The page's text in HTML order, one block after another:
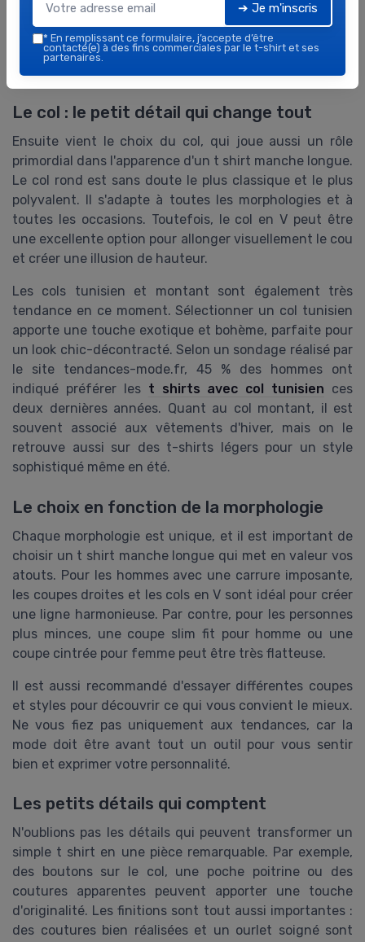
étude de Fashion Retail. Mais attention, il ne faut pas
confondre ajusté et serré ! Il y a une grande différence
entre un t-shirt qui épouse les formes et un t-shirt qui
semble trop petit.
Le col : le petit détail qui change tout
Ensuite vient le choix du col, qui joue aussi un rôle
primordial dans l'apparence d'un t shirt manche longue.
Le col rond est sans doute le plus classique et le plus
polyvalent. Il s'adapte à toutes les morphologies et à
toutes les occasions. Toutefois, le col en V peut être
une excellente option pour allonger visuellement le cou
et créer une illusion de hauteur.
Les cols tunisien et montant sont également très
tendance en ce moment. Sélectionner un col tunisien
apporte une touche exotique et bohème, parfaite pour
un look chic-décontracté. Selon un sondage réalisé par
le site tendances-mode.fr, 45 % des hommes ont
indiqué préférer les t shirts avec col tunisien ces
deux dernières années. Quant au col montant, il est
souvent associé aux vêtements d'hiver, mais on le
retrouve aussi sur des t-shirts légers pour un style
sophistiqué même en été.
Le choix en fonction de la morphologie
Chaque morphologie est unique, et il est important de
choisir un t shirt manche longue qui met en valeur vos
atouts. Pour les hommes avec une carrure imposante,
les coupes droites et les cols en V sont idéal pour créer
une ligne harmonieuse. Par contre, pour les personnes
plus minces, une coupe slim fit pour homme ou une
coupe cintrée pour femme peut être très flatteuse.
Il est aussi recommandé d'essayer différentes coupes
et styles pour découvrir ce qui vous convient le mieux.
Ne vous fiez pas uniquement aux tendances, car la
mode doit être avant tout un outil pour vous sentir
bien et exprimer votre personnalité.
Les petits détails qui comptent
N'oublions pas les détails qui peuvent transformer un
simple t shirt en une pièce remarquable. Par exemple,
des boutons sur le col, une poche poitrine ou des
coutures apparentes peuvent apporter une touche
d'originalité. Les finitions sont tout aussi importantes :
des coutures bien réalisées et un ourlet soigné sont
➔ Je m'inscris
* En remplissant ce formulaire, j’accepte d’être
contacté(e) à des fins commerciales par le t-shirt et ses
partenaires.